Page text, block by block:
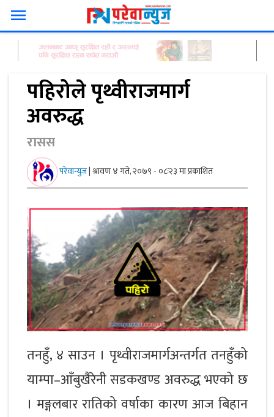
menu
पहिरोले पृथ्वीराजमार्ग
अवरुद्ध
रासस
परेवान्युज|श्रावण ४ गते, २०७९ - ०८ः२३ मा प्रकाशित
तनहुँ, ४ साउन । पृथ्वीराजमार्गअन्तर्गत तनहुँको
याम्पा–आँबुखैरेनी सडकखण्ड अवरुद्ध भएको छ
। मङ्गलबार रातिको वर्षाका कारण आज बिहान